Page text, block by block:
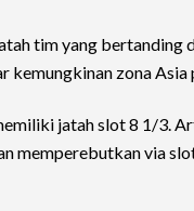
tim yang bertanding
kemungkinan zona
jatah slot 8 1/3.
memperebutkan via